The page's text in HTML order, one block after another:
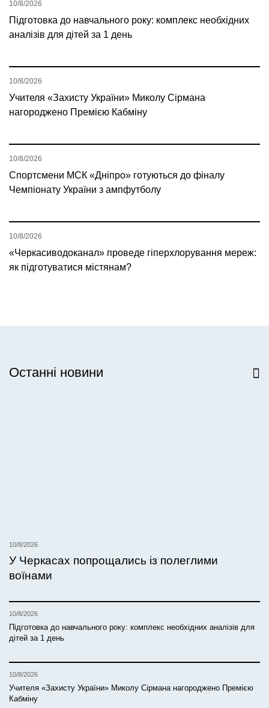
Підготовка до навчального року: комплекс необхідних
аналізів для дітей за 1 день
10/8/2026
Учителя «Захисту України» Миколу Сірмана
нагороджено Премією Кабміну
10/8/2026
Спортсмени МСК «Дніпро» готуються до фіналу
Чемпіонату України з ампфутболу
10/8/2026
«Черкасиводоканал» проведе гіперхлорування мереж:
як підготуватися містянам?
10/8/2026
Останні новини
10/8/2026
У Черкасах попрощались із полеглими
воїнами
10/8/2026
Підготовка до навчального року: комплекс необхідних аналізів для
дітей за 1 день
10/8/2026
Учителя «Захисту України» Миколу Сірмана нагороджено Премією
Кабміну